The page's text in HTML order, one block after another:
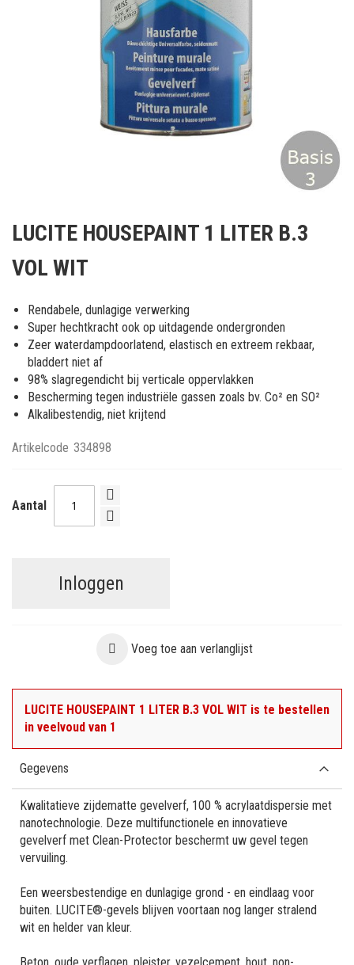
het
van
afbeeldingen-
gallerij
LUCITE HOUSEPAINT 1 LITER B.3
VOL WIT
Rendabele, dunlagige verwerking
Super hechtkracht ook op uitdagende ondergronden
Zeer waterdampdoorlatend, elastisch en extreem rekbaar,
bladdert niet af
98% slagregendicht bij verticale oppervlakken
Bescherming tegen industriële gassen zoals bv. Co² en SO²
Alkalibestendig, niet krijtend
Artikelcode 334898
Aantal
Inloggen
Voeg toe aan verlanglijst
LUCITE HOUSEPAINT 1 LITER B.3 VOL WIT is te bestellen
in veelvoud van 1
Gegevens
Kwalitatieve zijdematte gevelverf, 100 % acrylaatdispersie met
nanotechnologie. Deze multifunctionele en innovatieve
gevelverf met Clean-Protector beschermt uw gevel tegen
vervuiling.
Een weersbestendige en dunlagige grond - en eindlaag voor
buiten. LUCITE®-gevels blijven voortaan nog langer stralend
wit en helder van kleur.